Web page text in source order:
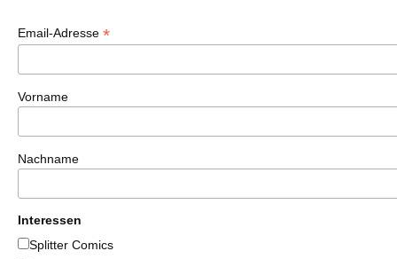
Email-Adresse *
Vorname
Nachname
Interessen
Splitter Comics